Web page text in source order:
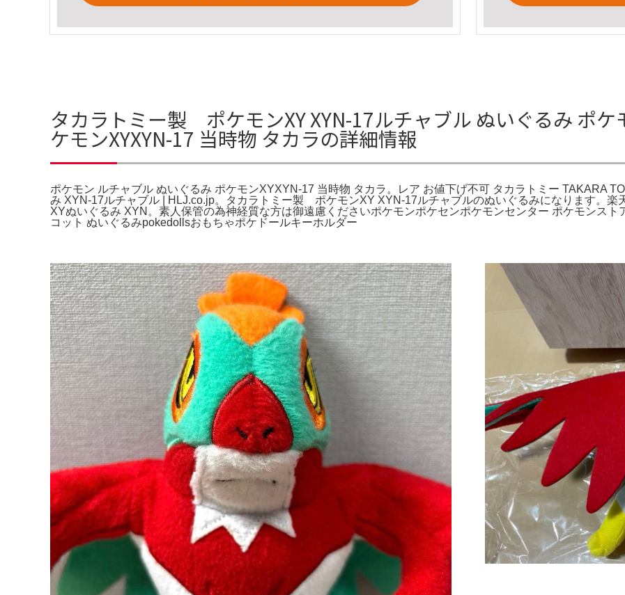
タカラトミー製 ポケモンXY XYN-17ルチャブル ぬいぐるみ ポケ
ケモンXYXYN-17 当時物 タカラの詳細情報
ポケモン ルチャブル ぬいぐるみ ポケモンXYXYN-17 当時物 タカラ。レア お値下げ不可 タカラトミー TAKARA
み XYN-17ルチャブル | HLJ.co.jp。タカラトミー製 ポケモンXY XYN-17ルチャブルのぬいぐるみになります。楽
XYぬいぐるみ XYN。素人保管の為神経質な方は御遠慮くださいポケモンポケセンポケモンセンター ポケモンス
コット ぬいぐるみpokedollsおもちゃポケドールキーホルダー